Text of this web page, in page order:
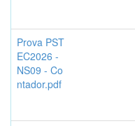
Prova PST
EC2026 -
NS09 - Co
ntador.pdf